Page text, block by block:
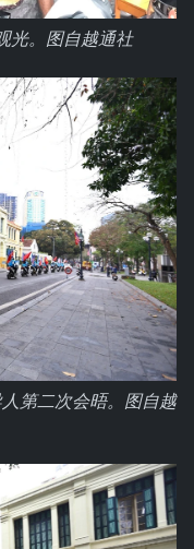
光。图自越通社
第二次会晤。图自越